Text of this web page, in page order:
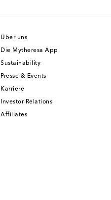
Über uns
Die Mytheresa App
Sustainability
Presse & Events
Karriere
Investor Relations
Affiliates